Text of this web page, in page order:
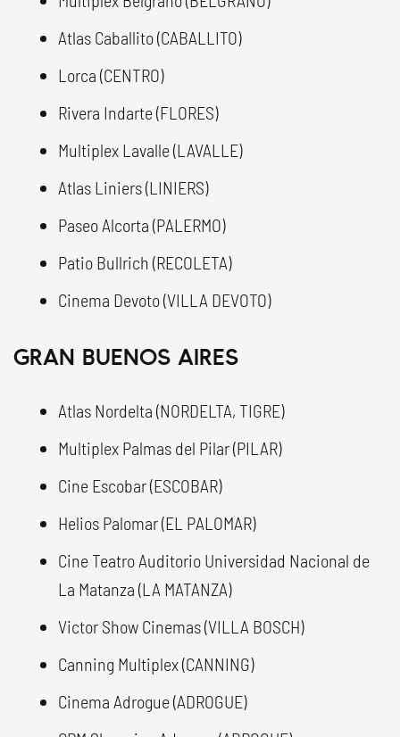
Atlas Caballito (CABALLITO)
Lorca (CENTRO)
Rivera Indarte (FLORES)
Multiplex Lavalle (LAVALLE)
Atlas Liniers (LINIERS)
Paseo Alcorta (PALERMO)
Patio Bullrich (RECOLETA)
Cinema Devoto (VILLA DEVOTO)
GRAN BUENOS AIRES
Atlas Nordelta (NORDELTA, TIGRE)
Multiplex Palmas del Pilar (PILAR)
Cine Escobar (ESCOBAR)
Helios Palomar (EL PALOMAR)
Cine Teatro Auditorio Universidad Nacional de
La Matanza (LA MATANZA)
Victor Show Cinemas (VILLA BOSCH)
Canning Multiplex (CANNING)
Cinema Adrogue (ADROGUE)